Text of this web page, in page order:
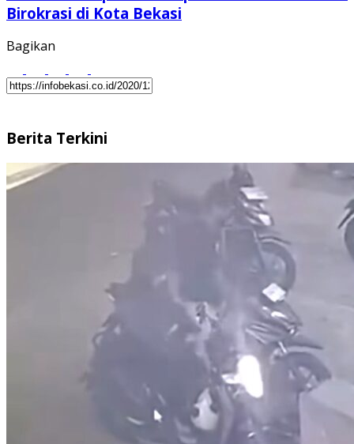
Birokrasi di Kota Bekasi
Bagikan
Berita Terkini